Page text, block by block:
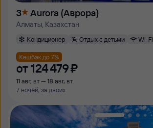
3 Aurora (Аврора)
Алматы, Казахстан
Кондиционер Отдых с детьми Wi-Fi
Кешбэк до 7%
от 124 ⁠479 ⁠₽
11 авг, вт — 18 авг, вт
7 ночей, за двоих